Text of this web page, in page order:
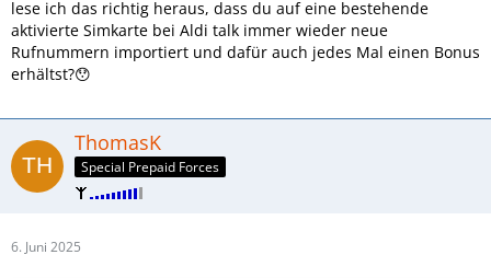
lese ich das richtig heraus, dass du auf eine bestehende
aktivierte Simkarte bei Aldi talk immer wieder neue
Rufnummern importiert und dafür auch jedes Mal einen Bonus
erhältst?😯
ThomasK
Special Prepaid Forces
6. Juni 2025